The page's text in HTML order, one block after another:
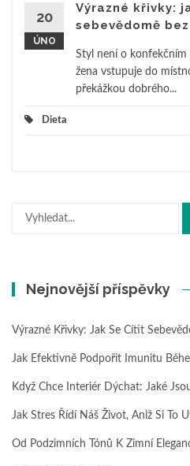
20
ÚNO
Výrazné křivky:
sebevědomě
Styl není o konfekčním
žena vstupuje do
překážkou dobrého...
Dieta
Hledat:
Nejnovější příspěvky
Výrazné Křivky: Jak Se Cítit
Jak Efektivně Podpořit Imunitu
Když Chce Interiér Dýchat: Jaké
Jak Stres Řídí Náš Život, Aniž Si To
Od Podzimních Tónů K Zimní